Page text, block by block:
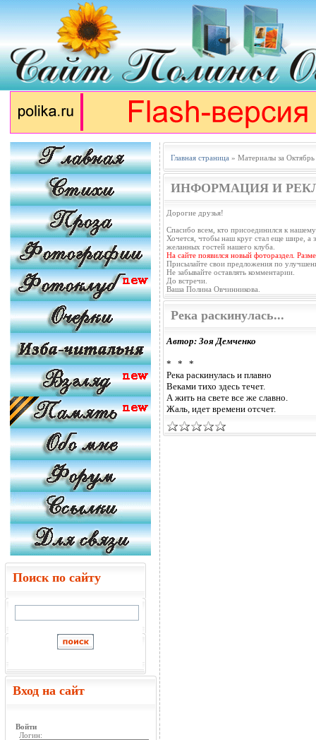
Поиск по сайту
Вход на сайт
Войти
Логин:
Главная страница » Материалы за
ИНФОРМАЦИЯ И
Дорогие друзья!
Спасибо всем, кто присоединился к
Хочется, чтобы наш круг стал еще шире, а
желанных гостей нашего клуба.
На сайте появился новый фотораздел.
Присылайте свои предложения по
Не забывайте оставлять комментарии.
До встречи.
Ваша Полина Овчинникова.
Река раскинулась...
Автор: Зоя Демченко
* * *
Река раскинулась и плавно
Веками тихо здесь течет.
А жить на свете все же славно.
Жаль, идет времени отсчет.